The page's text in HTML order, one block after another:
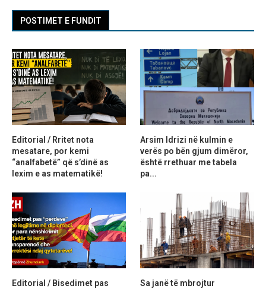
POSTIMET E FUNDIT
Editorial / Rritet nota
mesatare, por kemi
“analfabetë” që s’dinë as
lexim e as matematikë!
Arsim Idrizi në kulmin e
verës po bën gjum dimëror,
është rrethuar me tabela
pa...
Editorial / Bisedimet pas
Sa janë të mbrojtur